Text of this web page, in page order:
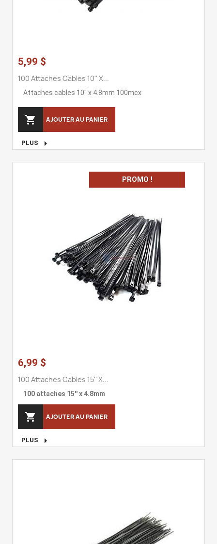
5,99 $
100 Attaches Cables 10'' X...
Attaches cables 10'' x 4.8mm 100mcx
 AJOUTER AU PANIER
PLUS 
6,99 $
100 Attaches Cables 15'' X...
100 attaches 15'' x 4.8mm
 AJOUTER AU PANIER
PLUS 
PROMO !